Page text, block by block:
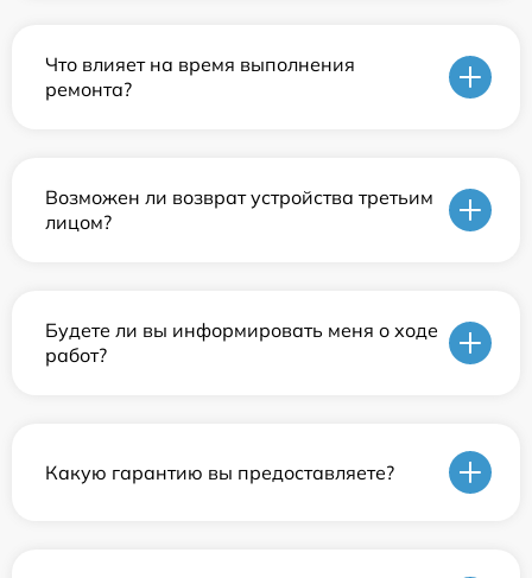
Что влияет на время выполнения
ремонта?
Возможен ли возврат устройства третьим
лицом?
Будете ли вы информировать меня о ходе
работ?
Какую гарантию вы предоставляете?